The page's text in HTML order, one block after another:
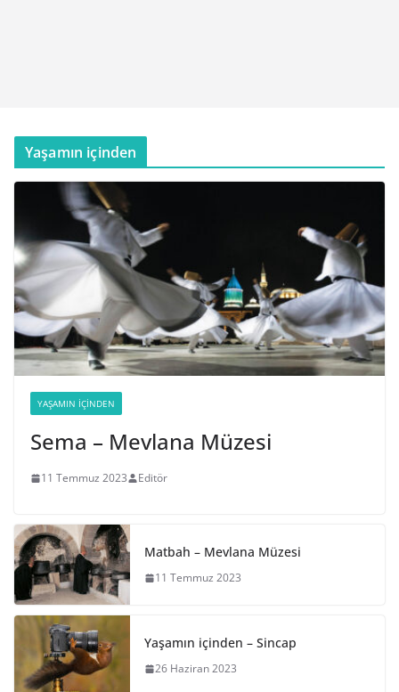
Yaşamın içinden
YAŞAMIN İÇINDEN
Sema – Mevlana Müzesi
11 Temmuz 2023 Editör
Matbah – Mevlana Müzesi
11 Temmuz 2023
Yaşamın içinden – Sincap
26 Haziran 2023